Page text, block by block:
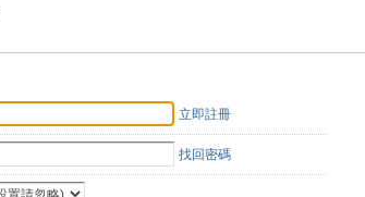
立即註冊
找回密碼